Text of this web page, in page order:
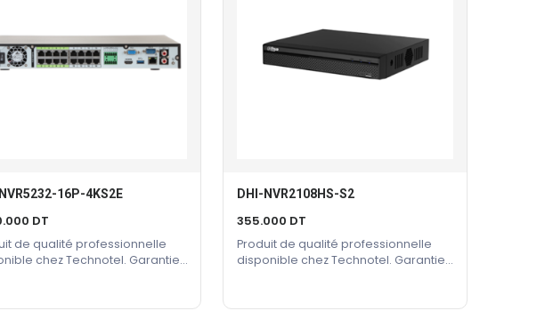
Ajouter Au Panier
16P-4KS2E
DT
de qualité professionnelle
chez Technotel. Garantie
Ajouter Au Panier
DHI-NVR2108HS-S2
355.000 DT
Produit de qualité professionnelle
disponible chez Technotel. Garantie